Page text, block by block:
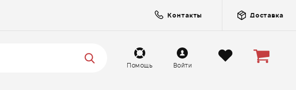
Контакты Доставка
Помощь Войти